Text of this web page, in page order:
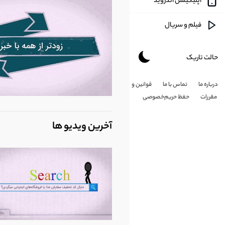
شخصی
فیلم و سریال
حالت تاریک
درباره ما تماس با ما
قوانین و
مقررات
حفظ حریم‌خصوصی
آخرین ویدیو ها